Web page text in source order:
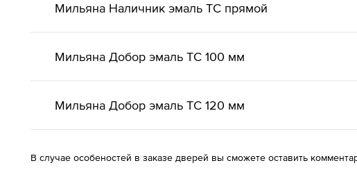
Мильяна Наличник эмаль ТС прямой
Мильяна Добор эмаль ТС 100 мм
Мильяна Добор эмаль ТС 120 мм
В случае особеностей в заказе дверей вы сможете оставить